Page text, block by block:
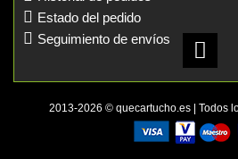
Estado del pedido
Seguimiento de envíos
2013-2026 © quecartucho.es | Todos